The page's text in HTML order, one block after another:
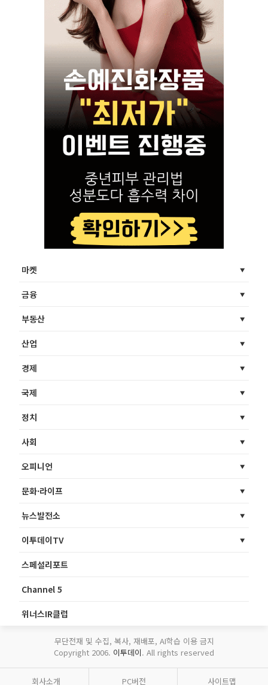
마켓
금융
부동산
산업
경제
국제
정치
사회
오피니언
문화·라이프
뉴스발전소
이투데이TV
스페셜리포트
Channel 5
위너스IR클럽
무단전재 및 수집, 복사, 재배포, AI학습 이용 금지
Copyright 2006. 이투데이. All rights reserved
회사소개 PC버전 사이트맵